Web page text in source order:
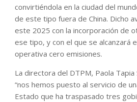
convirtiéndola en la ciudad del
de este tipo fuera de China. Dicho
este 2025 con la incorporación de
ese tipo, y con el que se alcanzará
operativa cero emisiones.
La directora del DTPM, Paola Tapia
“nos hemos puesto al servicio de
Estado que ha traspasado tres